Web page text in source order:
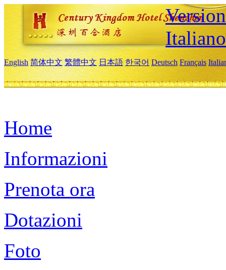
Italiano
English 简体中文 繁體中文 日本語 한국어 Deutsch Français
Home
Informazioni
Prenota ora
Dotazioni
Foto